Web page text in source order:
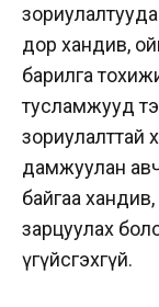
дор хандив,
барилга
тусламжууд
зориулалттай
дамжуулан
байгаа
зарцуулах
үгүйсгэхгүй.